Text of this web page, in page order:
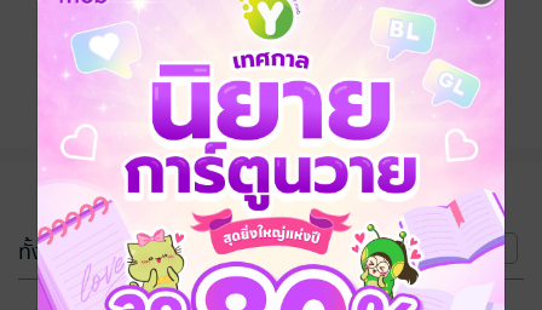
ติดตาม แชร์
ทั้งหมด (2 เล่ม) หน้าที่ 1